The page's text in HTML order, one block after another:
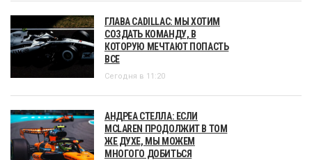
ГЛАВА CADILLAC: МЫ ХОТИМ
СОЗДАТЬ КОМАНДУ, В
КОТОРУЮ МЕЧТАЮТ ПОПАСТЬ
ВСЕ
Сегодня в 11:20
АНДРЕА СТЕЛЛА: ЕСЛИ
MCLAREN ПРОДОЛЖИТ В ТОМ
ЖЕ ДУХЕ, МЫ МОЖЕМ
МНОГОГО ДОБИТЬСЯ